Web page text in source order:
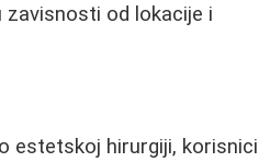
zavisnosti od lokacije i
estetskoj hirurgiji, korisnici